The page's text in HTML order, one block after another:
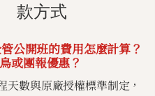
款方式
公開班的費用怎麼計算？
或團報優惠？
天數與原廠授權標準制定，